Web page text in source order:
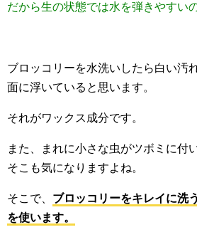
だから生の状態では水を弾きやすい
ブロッコリーを水洗いしたら白い汚
面に浮いていると思います。
それがワックス成分です。
また、まれに小さな虫がツボミに付
そこも気になりますよね。
そこで、 ブロッコリーをキレイに洗
を使います。